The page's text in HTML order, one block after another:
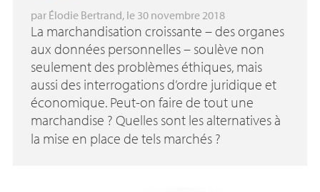
par Élodie Bertrand, le 30 novembre 2018
La marchandisation croissante – des organes
aux données personnelles – soulève non
seulement des problèmes éthiques, mais
aussi des interrogations d’ordre juridique et
économique. Peut-on faire de tout une
marchandise ? Quelles sont les alternatives à
la mise en place de tels marchés ?